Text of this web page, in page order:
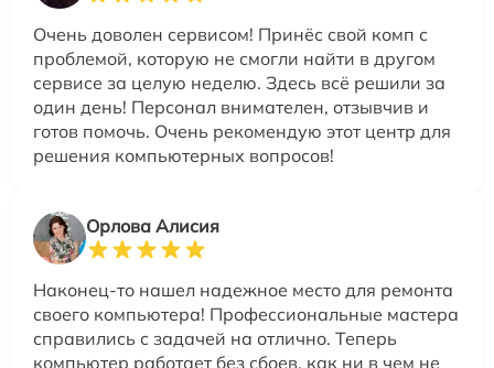
Очень доволен сервисом! Принёс свой комп с
проблемой, которую не смогли найти в другом
сервисе за целую неделю. Здесь всё решили за
один день! Персонал внимателен, отзывчив и
готов помочь. Очень рекомендую этот центр для
решения компьютерных вопросов!
Орлова Алисия
Наконец-то нашел надежное место для ремонта
своего компьютера! Профессиональные мастера
справились с задачей на отлично. Теперь
компьютер работает без сбоев, как ни в чем не